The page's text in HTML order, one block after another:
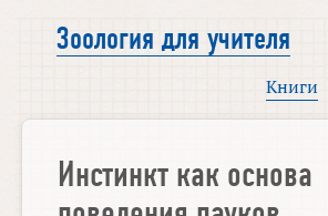
Зоология для учителя
Книги
Инстинкт как основа